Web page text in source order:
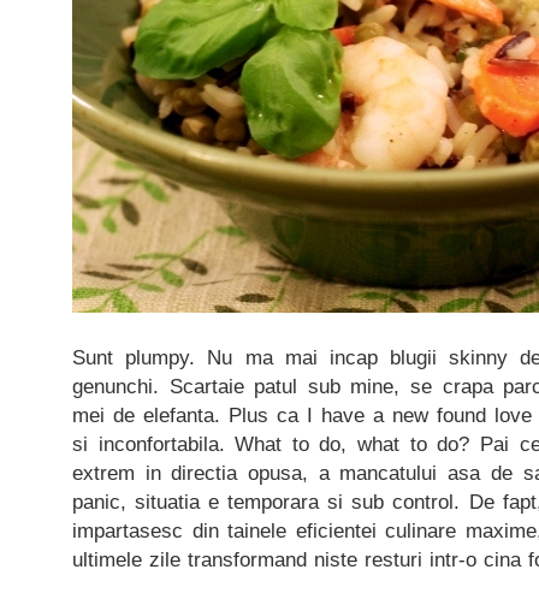
Sunt plumpy. Nu ma mai incap blugii skinny
genunchi. Scartaie patul sub mine, se crapa
mei de elefanta. Plus ca I have a new found
si inconfortabila. What to do, what to do? Pai
extrem in directia opusa, a mancatului asa de
panic, situatia e temporara si sub control. De
impartasesc din tainele eficientei culinare
ultimele zile transformand niste resturi intr-o cina